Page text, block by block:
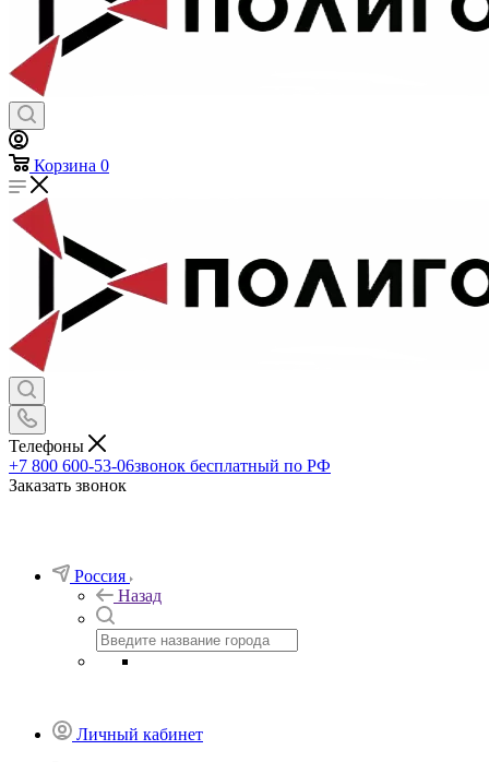
Корзина 0
Телефоны
+7 800 600-53-06звонок бесплатный по РФ
Заказать звонок
Россия
Назад
Личный кабинет